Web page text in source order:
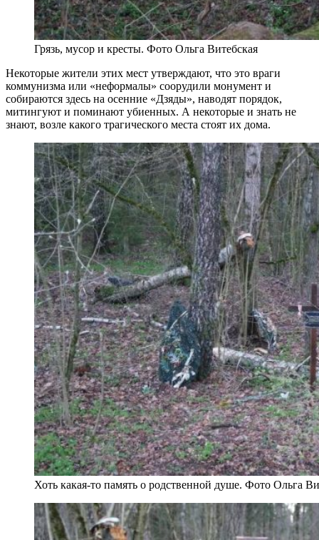
Грязь, мусор и кресты. Фото Ольга Витебская
Некоторые жители этих мест утверждают, что это враги
коммунизма или «неформалы» соорудили монумент и
собираются здесь на осенние «Дзяды», наводят порядок,
митингуют и поминают убиенных. А некоторые и знать не
знают, возле какого трагического места стоят их дома.
Хоть какая-то память о родственной душе. Фото Ольга